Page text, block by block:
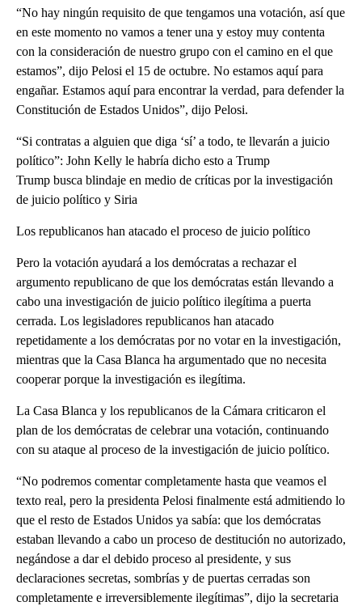
“No hay ningún requisito de que tengamos una votación, así que
en este momento no vamos a tener una y estoy muy contenta
con la consideración de nuestro grupo con el camino en el que
estamos”, dijo Pelosi el 15 de octubre. No estamos aquí para
engañar. Estamos aquí para encontrar la verdad, para defender la
Constitución de Estados Unidos”, dijo Pelosi.
“Si contratas a alguien que diga ‘sí’ a todo, te llevarán a juicio
político”: John Kelly le habría dicho esto a Trump
Trump busca blindaje en medio de críticas por la investigación
de juicio político y Siria
Los republicanos han atacado el proceso de juicio político
Pero la votación ayudará a los demócratas a rechazar el
argumento republicano de que los demócratas están llevando a
cabo una investigación de juicio político ilegítima a puerta
cerrada. Los legisladores republicanos han atacado
repetidamente a los demócratas por no votar en la investigación,
mientras que la Casa Blanca ha argumentado que no necesita
cooperar porque la investigación es ilegítima.
La Casa Blanca y los republicanos de la Cámara criticaron el
plan de los demócratas de celebrar una votación, continuando
con su ataque al proceso de la investigación de juicio político.
“No podremos comentar completamente hasta que veamos el
texto real, pero la presidenta Pelosi finalmente está admitiendo lo
que el resto de Estados Unidos ya sabía: que los demócratas
estaban llevando a cabo un proceso de destitución no autorizado,
negándose a dar el debido proceso al presidente, y sus
declaraciones secretas, sombrías y de puertas cerradas son
completamente e irreversiblemente ilegítimas”, dijo la secretaria